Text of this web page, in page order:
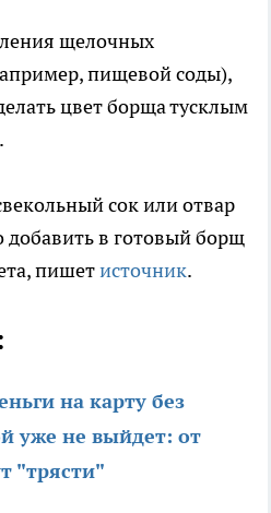
щелочных
пищевой соды),
цвет борща тусклым
сок или отвар
в готовый борщ
пишетисточник.
на карту без
уже не выйдет: от
"трясти"